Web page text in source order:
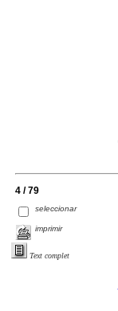
4 / 79
seleccionar
imprimir
Text complet